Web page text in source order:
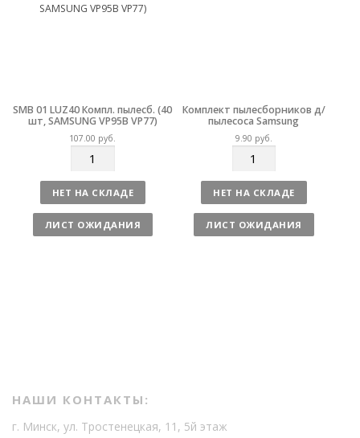
SMB 01 LUZ40 Компл. пылесб. (40
шт, SAMSUNG VP95B VP77)
107.00 руб.
л
и
ч
е
НЕТ НА СКЛАДЕ
ЛИСТ ОЖИДАНИЯ
Комплект пылесборников д/
пылесоса Samsung
9.90 руб.
л
и
ч
е
НЕТ НА СКЛАДЕ
ЛИСТ ОЖИДАНИЯ
НАШИ КОНТАКТЫ:
г. Минск, ул. Тростенецкая, 11, 5й этаж